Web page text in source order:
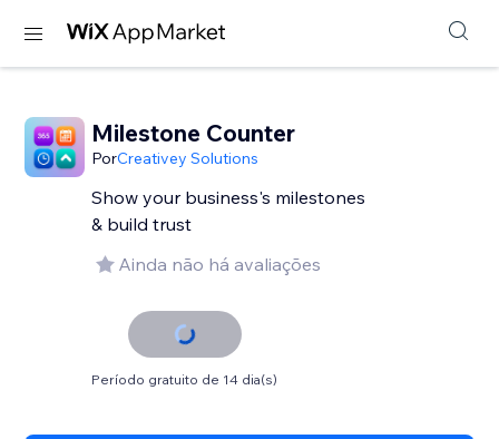
Milestone Counter
PorCreativey Solutions
Show your business's milestones
& build trust
Ainda não há avaliações
Período gratuito de 14 dia(s)